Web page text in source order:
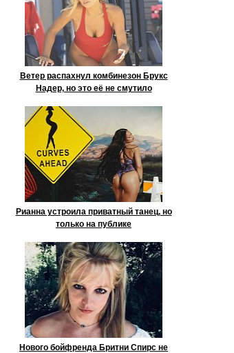
Ветер распахнул комбинезон Брукс
Надер, но это её не смутило
Рианна устроила приватный танец, но
только на публике
Нового бойфренда Бритни Спирс не